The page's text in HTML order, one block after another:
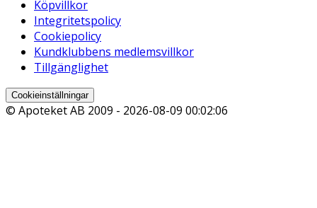
Köpvillkor
Integritetspolicy
Cookiepolicy
Kundklubbens medlemsvillkor
Tillgänglighet
Cookieinställningar
© Apoteket AB 2009 - 2026-08-09 00:02:06